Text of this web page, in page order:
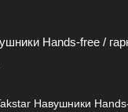
Hands-free /